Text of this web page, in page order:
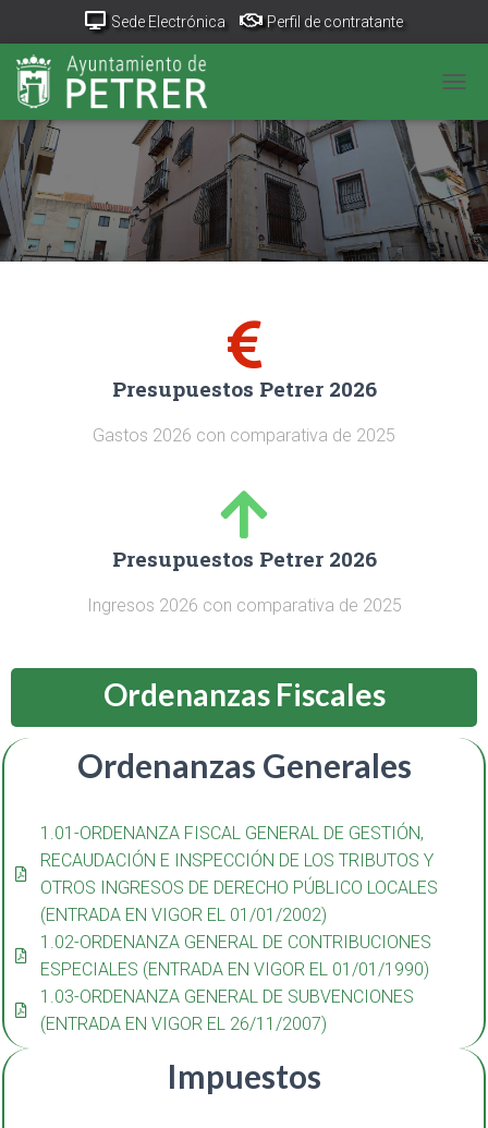
Sede Electrónica Perfil de contratante
Portal Transparencia
Canal de denuncias
Presupuestos Petrer 2026
Gastos 2026 con comparativa de 2025
Presupuestos Petrer 2026
Ingresos 2026 con comparativa de 2025
Ordenanzas Fiscales
Ordenanzas Generales
1.01-ORDENANZA FISCAL GENERAL DE GESTIÓN,
RECAUDACIÓN E INSPECCIÓN DE LOS TRIBUTOS Y
OTROS INGRESOS DE DERECHO PÚBLICO LOCALES
(ENTRADA EN VIGOR EL 01/01/2002)
1.02-ORDENANZA GENERAL DE CONTRIBUCIONES
ESPECIALES (ENTRADA EN VIGOR EL 01/01/1990)
1.03-ORDENANZA GENERAL DE SUBVENCIONES
(ENTRADA EN VIGOR EL 26/11/2007)
Impuestos